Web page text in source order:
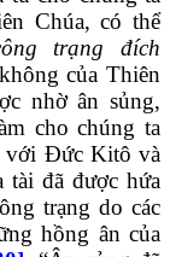
Chúa, có thể
trạng đích
của Thiên
nhờ ân sủng,
cho chúng ta
với Đức Kitô và
tài đã được hứa
trạng do các
hồng ân của